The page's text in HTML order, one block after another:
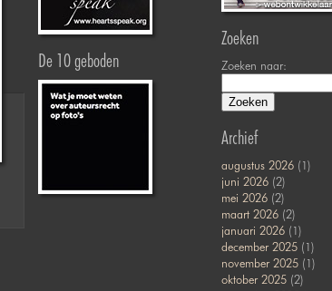
De 10 geboden
Zoeken
Zoeken naar:
Archief
augustus 2026(1)
juni 2026(2)
mei 2026(2)
maart 2026(2)
januari 2026(1)
december 2025(1)
november 2025(1)
oktober 2025(2)